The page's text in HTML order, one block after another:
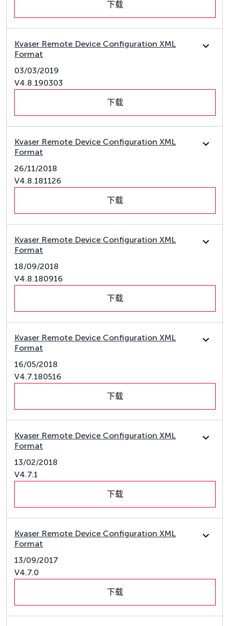
下载
Kvaser Remote Device Configuration XML
Format
03/03/2019
V4.8.190303
下载
Kvaser Remote Device Configuration XML
Format
26/11/2018
V4.8.181126
下载
Kvaser Remote Device Configuration XML
Format
18/09/2018
V4.8.180916
下载
Kvaser Remote Device Configuration XML
Format
16/05/2018
V4.7.180516
下载
Kvaser Remote Device Configuration XML
Format
13/02/2018
V4.7.1
下载
Kvaser Remote Device Configuration XML
Format
13/09/2017
V4.7.0
下载